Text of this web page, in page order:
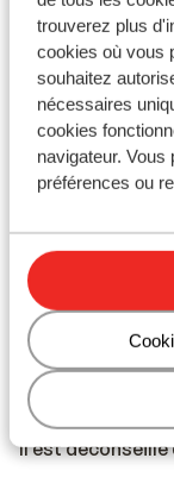
trouverez plus
cookies où vous
souhaitez
nécessaires
cookies
navigateur.
préférences ou
Langue :
La langue
sont aussi
Monnaie :
L'unité
Pourboires :
En Grèce, il est
Voltage :
Le voltage est
Eau :
Il est